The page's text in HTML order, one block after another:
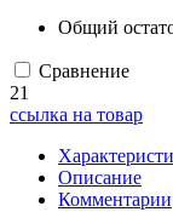
Общий
Сравнение
21
ссылка на товар
Описание
Комментарии